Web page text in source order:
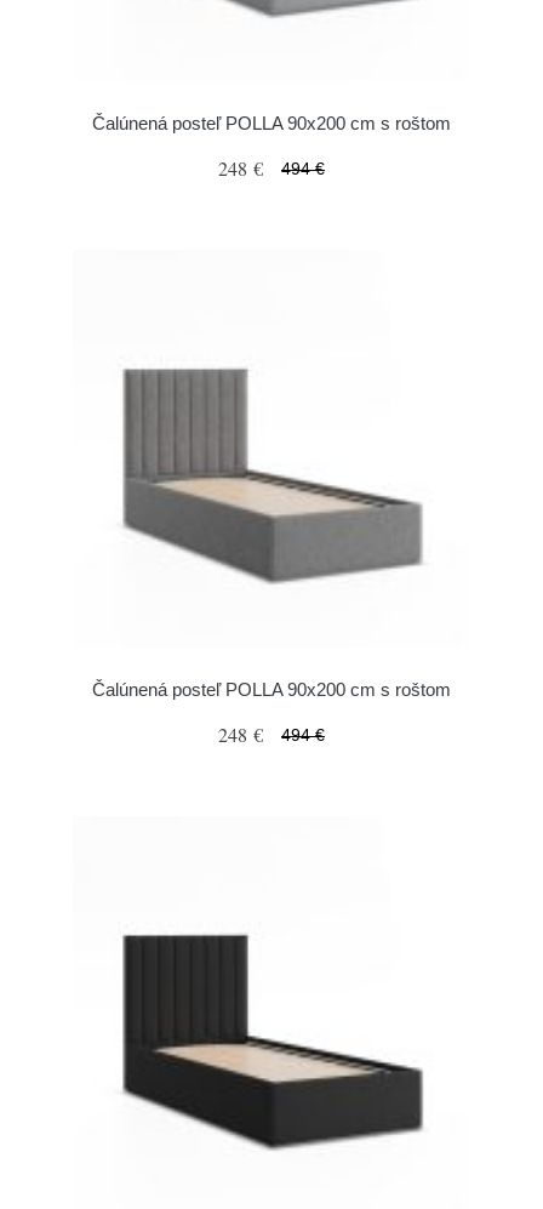
Čalúnená posteľ POLLA 90x200 cm s roštom
248 € 494 €
Čalúnená posteľ POLLA 90x200 cm s roštom
248 € 494 €